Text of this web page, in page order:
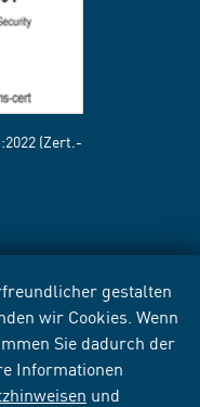
gestalten
wir Cookies. Wenn
Sie dadurch der
Informationen
und
(Zert.-